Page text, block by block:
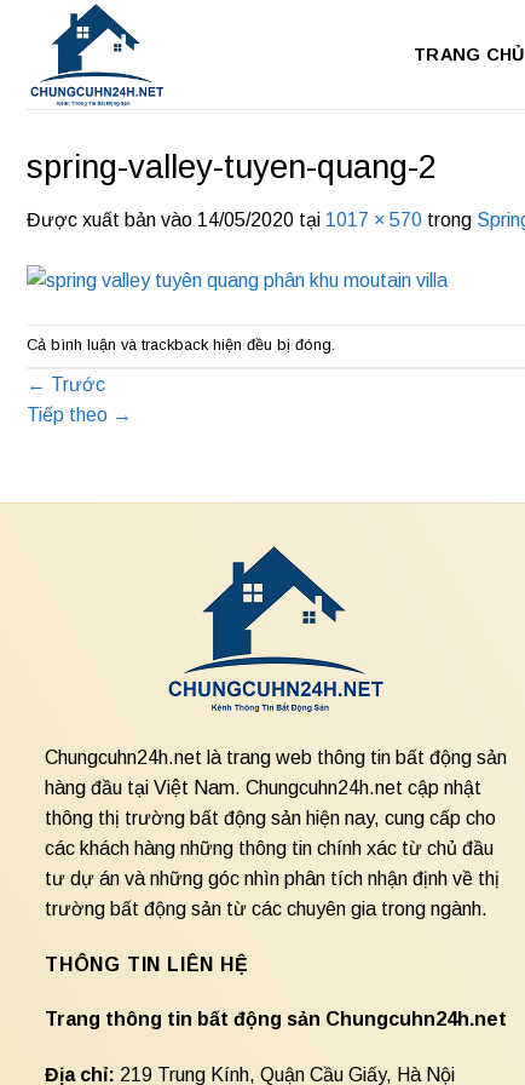
dung
TRANG CHỦ
spring-valley-tuyen-quang-2
Được xuất bản vào 14/05/2020 tại 1017 × 570 trong
Cả bình luận và trackback hiện đều bị đóng.
← Trước
Tiếp theo →
Chungcuhn24h.net là trang web thông tin bất động sản
hàng đầu tại Việt Nam. Chungcuhn24h.net cập nhật
thông thị trường bất động sản hiện nay, cung cấp cho
các khách hàng những thông tin chính xác từ chủ đầu
tư dự án và những góc nhìn phân tích nhận định về thị
trường bất động sản từ các chuyên gia trong ngành.
THÔNG TIN LIÊN HỆ
Trang thông tin bất động sản Chungcuhn24h.net
Địa chỉ: 219 Trung Kính, Quận Cầu Giấy, Hà Nội